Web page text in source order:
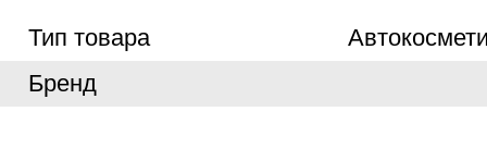
Тип товара
Бренд